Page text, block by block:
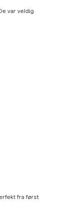
var veldig
fra først